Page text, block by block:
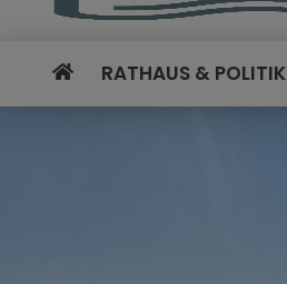
RATHAUS & POLITIK